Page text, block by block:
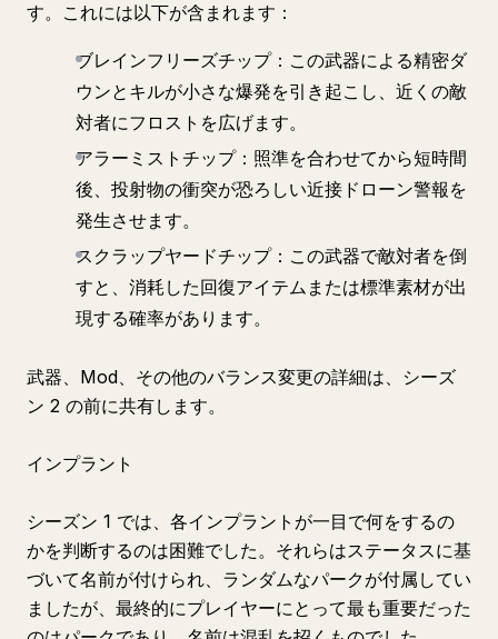
す。これには以下が含まれます：
ブレインフリーズチップ：この武器による精密ダ
ウンとキルが小さな爆発を引き起こし、近くの敵
対者にフロストを広げます。
アラーミストチップ：照準を合わせてから短時間
後、投射物の衝突が恐ろしい近接ドローン警報を
発生させます。
スクラップヤードチップ：この武器で敵対者を倒
すと、消耗した回復アイテムまたは標準素材が出
現する確率があります。
武器、Mod、その他のバランス変更の詳細は、シーズ
ン 2 の前に共有します。
インプラント
シーズン 1 では、各インプラントが一目で何をするの
かを判断するのは困難でした。それらはステータスに基
づいて名前が付けられ、ランダムなパークが付属してい
ましたが、最終的にプレイヤーにとって最も重要だった